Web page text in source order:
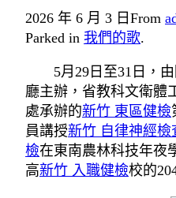
2026 年 6 月 3 日 From
Parked in 我們的歌.
5月29日至31日，
廳主辦，省教科文衛體
處承辦的新竹 東區健檢
員講授新竹 自律神經檢
檢在東南農林科技年夜
高新竹 入職健檢校的